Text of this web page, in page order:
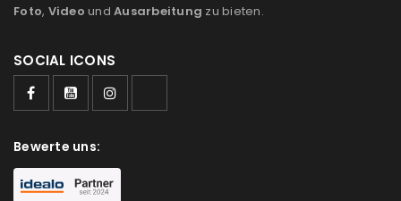
Foto, Video und Ausarbeitung zu bieten.
SOCIAL ICONS
Bewerte uns: